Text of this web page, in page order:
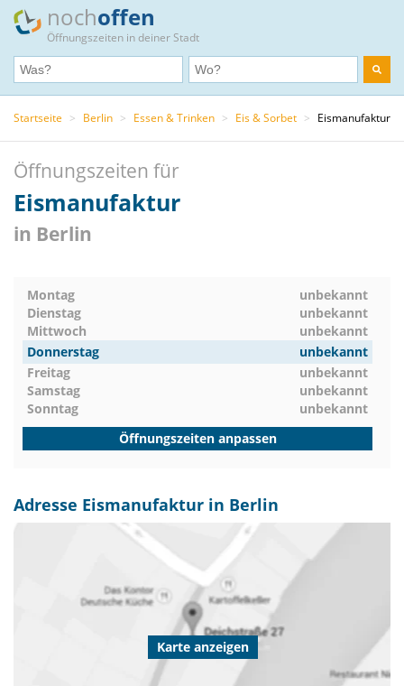
nochoffen
Öffnungszeiten in deiner Stadt
Startseite > Berlin > Essen & Trinken > Eis & Sorbet > Eismanufaktur
Öffnungszeiten für
Eismanufaktur
in Berlin
Montag
unbekannt
Dienstag
unbekannt
Mittwoch
unbekannt
Donnerstag
unbekannt
Freitag
unbekannt
Samstag
unbekannt
Sonntag
unbekannt
Öffnungszeiten anpassen
Adresse Eismanufaktur in Berlin
Karte anzeigen